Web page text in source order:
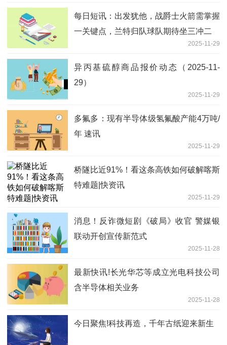
每日短讯：出发犹他，战爵士火箭需掌握
一关键点，兰特归队球队期待坐三冲二
2025-11-29
异丙基硫醇商品报价动态（2025-11-
29）
2025-11-29
多氟多：现有半导体级氢氟酸产能4万吨/
年 速讯
2025-11-29
桥隧比近91%！看这条高铁如何破解喀斯
特难题|快资讯
2025-11-29
消息！反诈微短剧《破局》收官 警媒银
联动开创宣传新范式
2025-11-28
最新快讯!长光华芯等成立光电科技公司
含半导体相关业务
2025-11-28
今日聚焦!科技再造，千年古纸迎来新生